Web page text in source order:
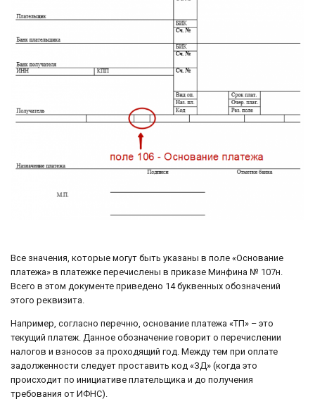
Все значения, которые могут быть указаны в поле «Основание
платежа» в платежке перечислены в приказе Минфина № 107н.
Всего в этом документе приведено 14 буквенных обозначений
этого реквизита.
Например, согласно перечню, основание платежа «ТП» – это
текущий платеж. Данное обозначение говорит о перечислении
налогов и взносов за проходящий год. Между тем при оплате
задолженности следует проставить код «ЗД» (когда это
происходит по инициативе плательщика и до получения
требования от ИФНС).